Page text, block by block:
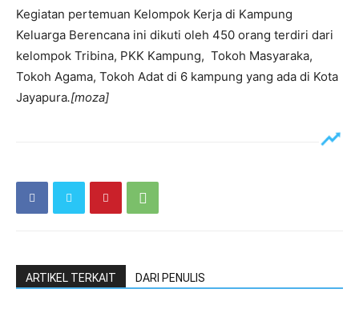
Kegiatan pertemuan Kelompok Kerja di Kampung
Keluarga Berencana ini dikuti oleh 450 orang terdiri dari
kelompok Tribina, PKK Kampung, Tokoh Masyaraka,
Tokoh Agama, Tokoh Adat di 6 kampung yang ada di Kota
Jayapura.[moza]
ARTIKEL TERKAIT DARI PENULIS